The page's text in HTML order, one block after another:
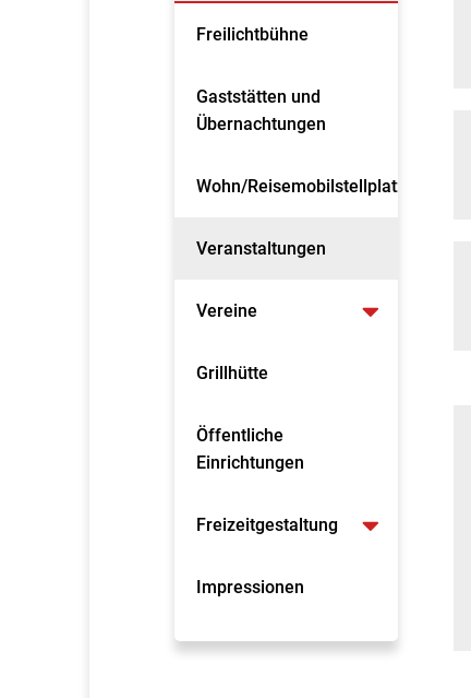
Freilichtbühne
Gaststätten und
Übernachtungen
Wohn/Reisemobilstellplatz
Veranstaltungen
Vereine
Grillhütte
Öffentliche
Einrichtungen
Freizeitgestaltung
Impressionen